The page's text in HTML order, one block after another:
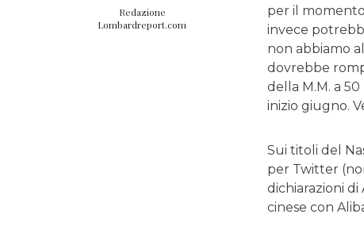
per il
invece
non abbiamo
dovrebbe
della M.M. a
inizio giugno.
Sui titoli del
per Twitter
dichiarazioni
cinese con
Redazione
Lombardreport.com